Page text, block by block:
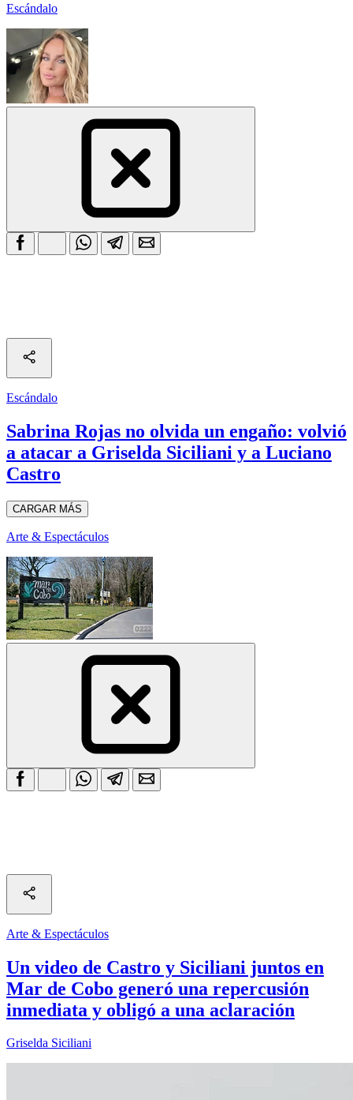
Escándalo
Escándalo
Sabrina Rojas no olvida un engaño: volvió
a atacar a Griselda Siciliani y a Luciano
Castro
CARGAR MÁS
Arte & Espectáculos
Arte & Espectáculos
Un video de Castro y Siciliani juntos en
Mar de Cobo generó una repercusión
inmediata y obligó a una aclaración
Griselda Siciliani